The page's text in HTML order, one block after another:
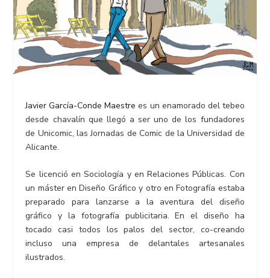
Javier García-Conde Maestre es un enamorado del tebeo
desde chavalín que llegó a ser uno de los fundadores
de Unicomic, las Jornadas de Comic de la Universidad de
Alicante.
Se licenció en Sociología y en Relaciones Públicas. Con
un máster en Diseño Gráfico y otro en Fotografía estaba
preparado para lanzarse a la aventura del diseño
gráfico y la fotografía publicitaria. En el diseño ha
tocado casi todos los palos del sector, co-creando
incluso una empresa de delantales artesanales
ilustrados.